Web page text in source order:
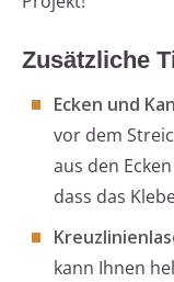
Zusätzliche
Ecken und
vor dem
aus den
dass das
kann Ihnen